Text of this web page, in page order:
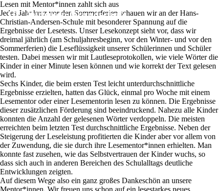
HC Andersen Grundschule
Lesen mit Mentor*innen zahlt sich aus
Jedes Jahr kurz vor den Sommerferien schauen wir an der Hans-
Christian-Andersen-Schule mit besonderer Spannung auf die
Ergebnisse der Lesetests. Unser Lesekonzept sieht vor, dass wir
dreimal jährlich (am Schuljahresbeginn, vor den Winter- und vor den
Sommerferien) die Leseflüssigkeit unserer Schülerinnen und Schüler
testen. Dabei messen wir mit Lautleseprotokollen, wie viele Wörter die
Kinder in einer Minute lesen können und wie korrekt der Text gelesen
wird.
Sechs Kinder, die beim ersten Test leicht unterdurchschnittliche
Ergebnisse erzielten, hatten das Glück, einmal pro Woche mit einem
Lesementor oder einer Lesementorin lesen zu können. Die Ergebnisse
dieser zusätzlichen Förderung sind beeindruckend. Nahezu alle Kinder
konnten die Anzahl der gelesenen Wörter verdoppeln. Die meisten
erreichten beim letzten Test durchschnittliche Ergebnisse. Neben der
Steigerung der Leseleistung profitierten die Kinder aber vor allem von
der Zuwendung, die sie durch ihre Lesementor*innen erhielten. Man
konnte fast zusehen, wie das Selbstvertrauen der Kinder wuchs, so
dass sich auch in anderen Bereichen des Schulalltags deutliche
Entwicklungen zeigten.
Auf diesem Wege also ein ganz großes Dankeschön an unsere
Mentor*innen. Wir freuen uns schon auf ein lesestarkes neues